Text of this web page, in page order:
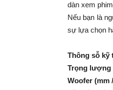
dàn xem
Nếu bạn là
sự lựa chọn
Thông sỗ kỹ
Trọng lượng
Woofer (mm